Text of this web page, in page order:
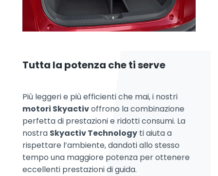
Tutta la potenza che ti serve
Più leggeri e più efficienti che mai, i nostri
motori Skyactivoffrono la combinazione
perfetta di prestazioni e ridotti consumi. La
nostra Skyactiv Technology ti aiuta a
rispettare l’ambiente, dandoti allo stesso
tempo una maggiore potenza per ottenere
eccellenti prestazioni di guida.